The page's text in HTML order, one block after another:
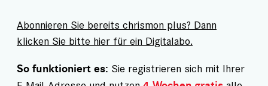
Abonnieren Sie bereits chrismon plus? Dann
klicken Sie bitte hier für ein Digitalabo.
So funktioniert es: Sie registrieren sich mit Ihrer